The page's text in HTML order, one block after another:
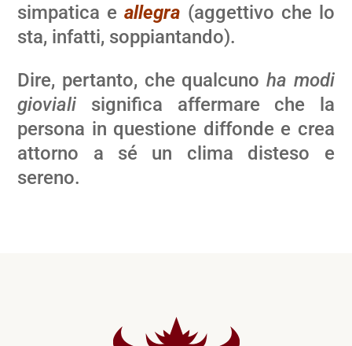
simpatica eallegra (aggettivo che lo
sta, infatti, soppiantando).
Dire, pertanto, che qualcuno ha modi
gioviali significa affermare che la
persona in questione diffonde e crea
attorno a sé un clima disteso e
sereno.